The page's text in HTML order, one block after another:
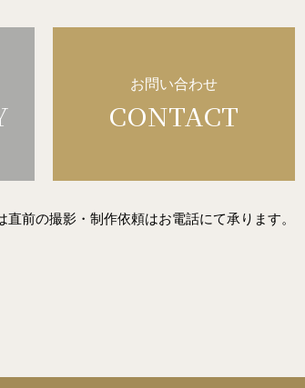
お問い合わせ
CONTACT
前の撮影・制作依頼はお電話にて承ります。